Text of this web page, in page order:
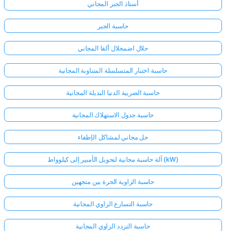
أستاذ الجبر المجاني
حاسبة الجبر
حلال اضمحلال ألفا المجاني
حاسبة اختبار المتسلسلة المتناوبة المجانية
حاسبة الضريبة الدنيا البديلة المجانية
حاسبة جدول الاستهلاك المجانية
حل مجاني لمشاكل الإطفاء
آلة حاسبة مجانية لتحويل الأمبير إلى كيلوواط (kW)
حاسبة الزاوية الحرة بين متجهين
حاسبة التسارع الزاوي المجانية
حاسبة التردد الزاوي المجانية